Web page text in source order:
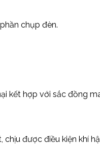
chụp đèn.
kết hợp với sắc đồng
được điều kiện khí